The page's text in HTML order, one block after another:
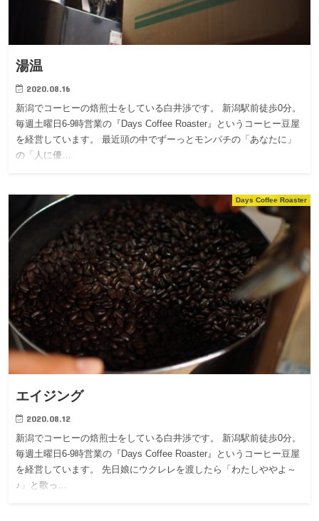
湯温
2020.08.16
新潟でコーヒーの焙煎士をしている白井渉です。 新潟駅前徒歩0分。
毎週土曜日6-9時営業の『Days Coffee Roaster』というコーヒー豆屋
を経営しています。 最近頭の中でずーっとモンパチの「あなたに」
の「人に優…
Days Coffee Roaster
エイジング
2020.08.12
新潟でコーヒーの焙煎士をしている白井渉です。 新潟駅前徒歩0分。
毎週土曜日6-9時営業の『Days Coffee Roaster』というコーヒー豆屋
を経営しています。 先日娘にウクレレを渡したら「わたしややよ～
♪」と歌っ…